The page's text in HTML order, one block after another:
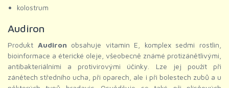
kolostrum
Audiron
Produkt Audiron obsahuje vitamin E, komplex sedmi rostlin,
bioinformace a éterické oleje, všeobecně známé protizánětlivými,
antibakteriálními a protivirovými účinky. Lze jej použít při
zánětech středního ucha, při oparech, ale i při bolestech zubů a u